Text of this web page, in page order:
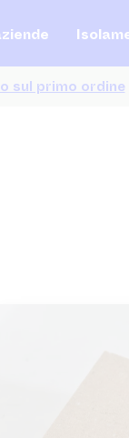
sul primo ordine